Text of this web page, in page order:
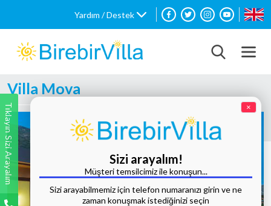
Yardım / Destek
Villa Mova
Tıklayın Sizi Arayalım ×
Sizi arayalım!
Müşteri temsilcimiz ile konuşun...
Sizi arayabilmemiz için telefon numaranızı girin ve ne
zaman konuşmak istediğinizi seçin